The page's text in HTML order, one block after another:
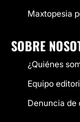
Maxtopesia
SOBRE
¿Quiénes
Equipo
Denuncia de